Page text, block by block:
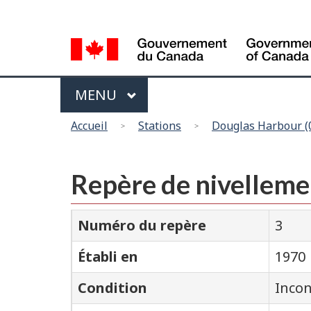
de
la
langue
Menu
MAIN
MENU
Accueil Stations Douglas Harbour
Repère de
Numéro du repère
3
Établi en
1970
Condition